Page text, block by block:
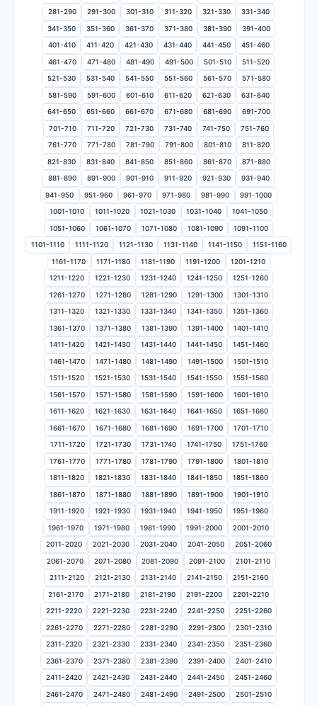
281-290 291-300 301-310 311-320 321-330 331-340
341-350 351-360 361-370 371-380 381-390 391-400
401-410 411-420 421-430 431-440 441-450 451-460
461-470 471-480 481-490 491-500 501-510 511-520
521-530 531-540 541-550 551-560 561-570 571-580
581-590 591-600 601-610 611-620 621-630 631-640
641-650 651-660 661-670 671-680 681-690 691-700
701-710 711-720 721-730 731-740 741-750 751-760
761-770 771-780 781-790 791-800 801-810 811-820
821-830 831-840 841-850 851-860 861-870 871-880
881-890 891-900 901-910 911-920 921-930 931-940
941-950 951-960 961-970 971-980 981-990 991-1000
1001-1010 1011-1020 1021-1030 1031-1040 1041-1050
1051-1060 1061-1070 1071-1080 1081-1090 1091-1100
1101-1110 1111-1120 1121-1130 1131-1140 1141-1150 1151-1160
1161-1170 1171-1180 1181-1190 1191-1200 1201-1210
1211-1220 1221-1230 1231-1240 1241-1250 1251-1260
1261-1270 1271-1280 1281-1290 1291-1300 1301-1310
1311-1320 1321-1330 1331-1340 1341-1350 1351-1360
1361-1370 1371-1380 1381-1390 1391-1400 1401-1410
1411-1420 1421-1430 1431-1440 1441-1450 1451-1460
1461-1470 1471-1480 1481-1490 1491-1500 1501-1510
1511-1520 1521-1530 1531-1540 1541-1550 1551-1560
1561-1570 1571-1580 1581-1590 1591-1600 1601-1610
1611-1620 1621-1630 1631-1640 1641-1650 1651-1660
1661-1670 1671-1680 1681-1690 1691-1700 1701-1710
1711-1720 1721-1730 1731-1740 1741-1750 1751-1760
1761-1770 1771-1780 1781-1790 1791-1800 1801-1810
1811-1820 1821-1830 1831-1840 1841-1850 1851-1860
1861-1870 1871-1880 1881-1890 1891-1900 1901-1910
1911-1920 1921-1930 1931-1940 1941-1950 1951-1960
1961-1970 1971-1980 1981-1990 1991-2000 2001-2010
2011-2020 2021-2030 2031-2040 2041-2050 2051-2060
2061-2070 2071-2080 2081-2090 2091-2100 2101-2110
2111-2120 2121-2130 2131-2140 2141-2150 2151-2160
2161-2170 2171-2180 2181-2190 2191-2200 2201-2210
2211-2220 2221-2230 2231-2240 2241-2250 2251-2260
2261-2270 2271-2280 2281-2290 2291-2300 2301-2310
2311-2320 2321-2330 2331-2340 2341-2350 2351-2360
2361-2370 2371-2380 2381-2390 2391-2400 2401-2410
2411-2420 2421-2430 2431-2440 2441-2450 2451-2460
2461-2470 2471-2480 2481-2490 2491-2500 2501-2510